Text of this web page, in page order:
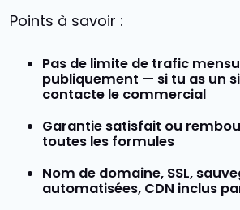
Points à savoir :
Pas de limite de trafic
publiquement — si tu as un
contacte le commercial
Garantiesatisfait ou
toutes les formules
Nom de domaine, SSL,
automatisées, CDN inclus